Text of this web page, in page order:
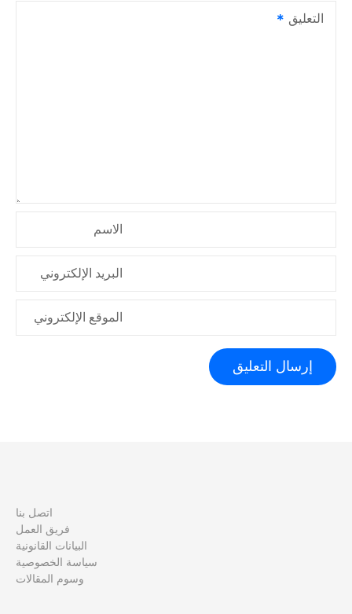
مالتعليق
الاسم
البريد الإلكتروني
الموقع الإلكتروني
اتصل بنا
فريق العمل
البيانات القانونية
سياسة الخصوصية
وسوم المقالات